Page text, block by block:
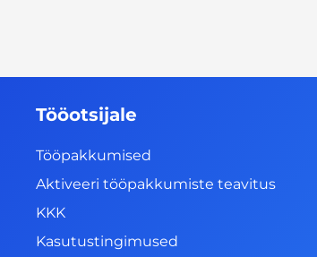
Tööotsijale
Tööpakkumised
Aktiveeri tööpakkumiste teavitus
KKK
Kasutustingimused